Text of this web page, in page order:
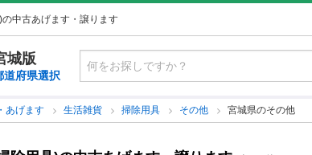
中古あげます・譲ります
城版
道府県選択
あげます 生活雑貨 掃除用具 その他 宮城県のその他